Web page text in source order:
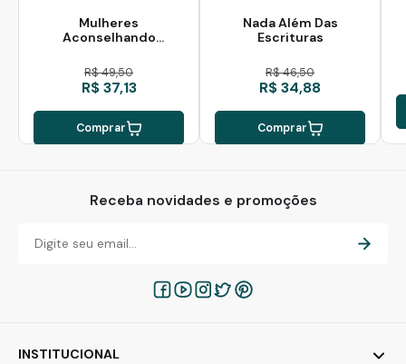
Mulheres
Aconselhando
R$ 49,50
R$ 37,13
Comprar
Nada Além Das
Escrituras
R$ 46,50
R$ 34,88
Comprar
Receba novidades e promoções
INSTITUCIONAL